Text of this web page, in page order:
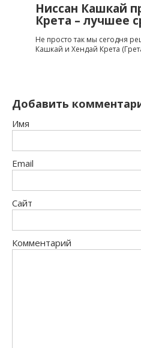
Ниссан Кашкай
Крета – лучшее
Не просто так мы сегодня
Кашкай и Хендай Крета
Добавить
Имя
Email
Сайт
Комментарий